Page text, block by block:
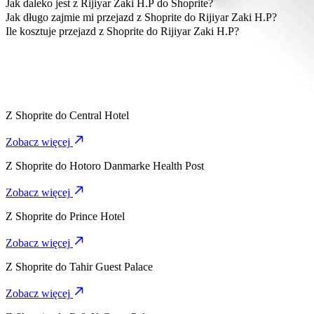
Najbardziej przystępna cenowo opcja dojazdu z Shoprite do Rijiyar
Jak daleko jest z Rijiyar Zaki H.P do Shoprite?
Rijiyar Zaki H.P znajduje się około 10,9 km od Shoprite.
Jak długo zajmie mi przejazd z Shoprite do Rijiyar Zaki H.P?
Dojazd z Shoprite do Rijiyar Zaki H.P Keke zajmie ok. 20 min.
Ile kosztuje przejazd z Shoprite do Rijiyar Zaki H.P?
Z Shoprite do Central Hotel
Zobacz więcej
Z Shoprite do Hotoro Danmarke Health Post
Zobacz więcej
Z Shoprite do Prince Hotel
Zobacz więcej
Z Shoprite do Tahir Guest Palace
Zobacz więcej